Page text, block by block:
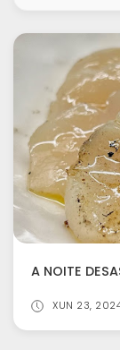
A NOITE
XUN 23,